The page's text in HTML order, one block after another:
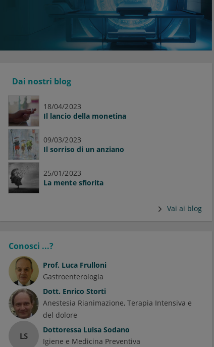
Dai nostri blog
18/04/2023
Il lancio della monetina
09/03/2023
Il sorriso di un anziano
25/01/2023
La mente sfiorita
Vai ai blog
Conosci ...?
Prof. Luca Frulloni
Gastroenterologia
Dott. Enrico Storti
Anestesia Rianimazione, Terapia Intensiva e
del dolore
LS
Dottoressa Luisa Sodano
Igiene e Medicina Preventiva